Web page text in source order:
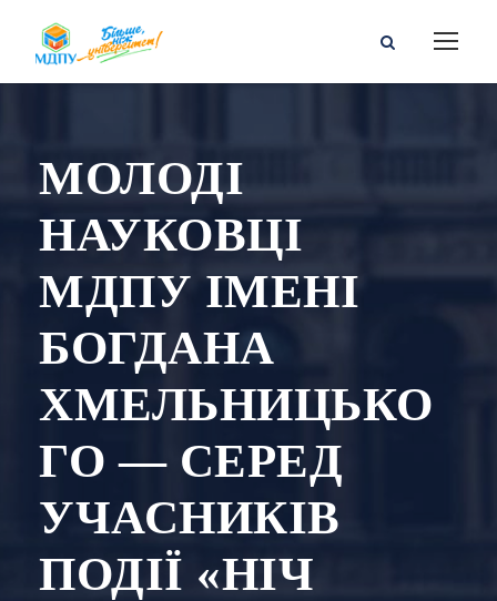
МОЛОДІ
НАУКОВЦІ
МДПУ ІМЕНІ
БОГДАНА
ХМЕЛЬНИЦЬКО
ГО — СЕРЕД
УЧАСНИКІВ
ПОДІЇ «НІЧ